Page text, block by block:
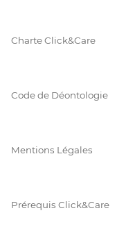
Charte Click&Care
Code de Déontologie
Mentions Légales
Prérequis Click&Care